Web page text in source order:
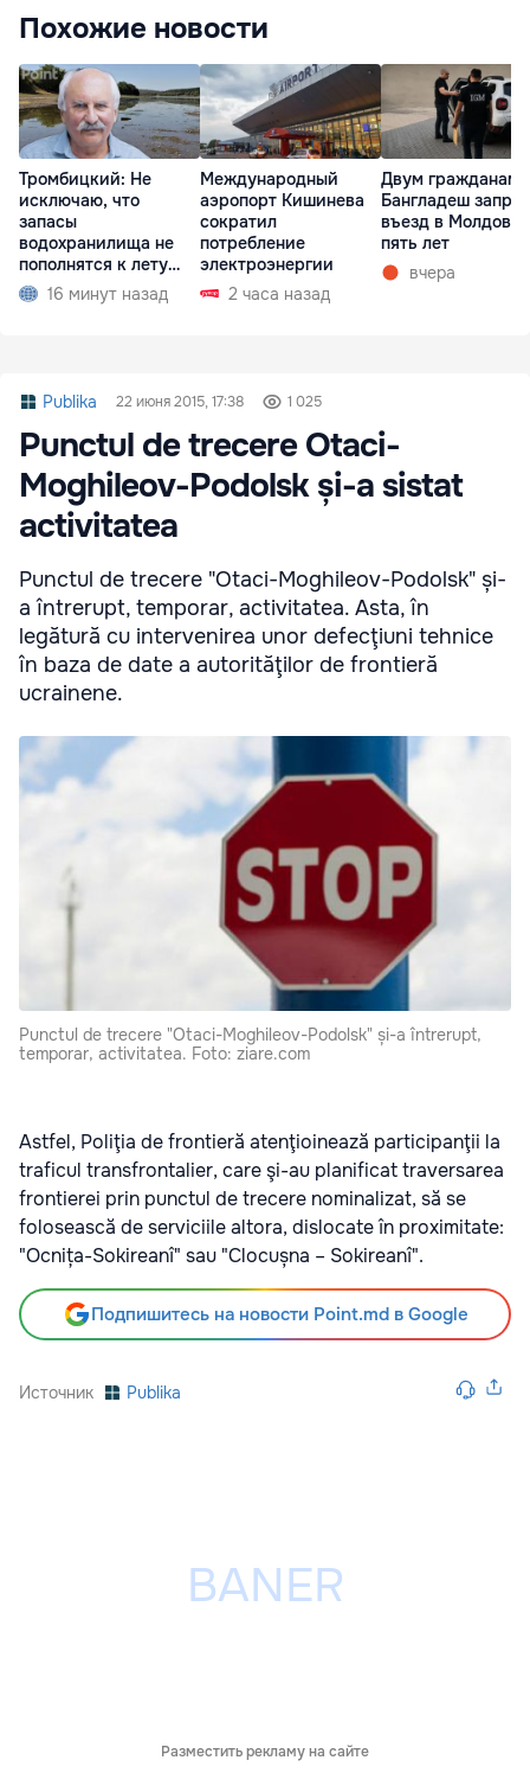
Похожие новости
Тромбицкий: Не
исключаю, что
запасы
водохранилища не
пополнятся к лету
2027 года
16 минут назад
Международный
аэропорт Кишинева
сократил
потребление
электроэнергии
2 часа назад
Двум гражданам
Бангладеш
въезд в Молдову
пять лет
вчера
Publika 22 июня 2015, 17:38 1 025
Punctul de trecere Otaci-
Moghileov-Podolsk și-a sistat
activitatea
Punctul de trecere "Otaci-Moghileov-Podolsk" și-
a întrerupt, temporar, activitatea. Asta, în
legătură cu intervenirea unor defecţiuni tehnice
în baza de date a autorităţilor de frontieră
ucrainene.
Punctul de trecere "Otaci-Moghileov-Podolsk" și-a întrerupt,
temporar, activitatea. Foto: ziare.com
Astfel, Poliţia de frontieră atenţioinează participanţii la
traficul transfrontalier, care şi-au planificat traversarea
frontierei prin punctul de trecere nominalizat, să se
folosească de serviciile altora, dislocate în proximitate:
"Ocnița-Sokireanî" sau "Clocușna – Sokireanî".
Подпишитесь на новости Point.md в Google
Источник Publika
Разместить рекламу на сайте